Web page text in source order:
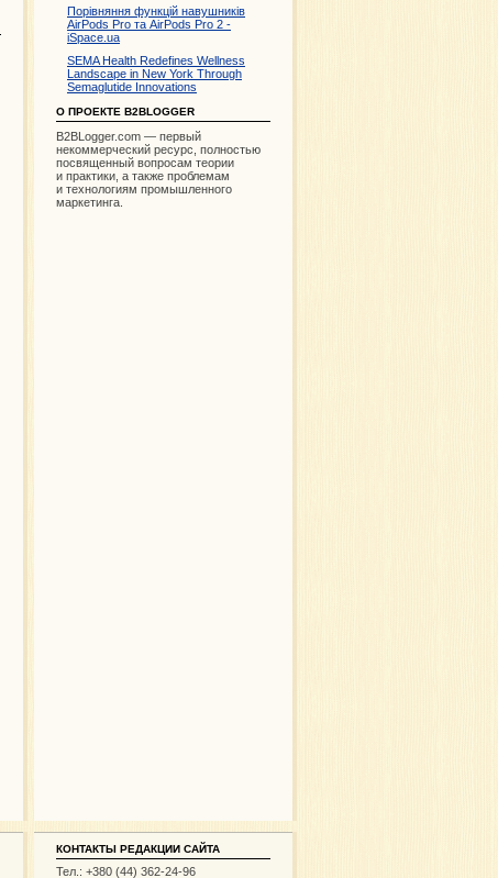
Порівняння функцій навушників
AirPods Pro та AirPods Pro 2 -
iSpace.ua
SEMA Health Redefines Wellness
Landscape in New York Through
Semaglutide Innovations
О ПРОЕКТЕ B2BLOGGER
B2BLogger.com — первый
некоммерческий ресурс, полностью
посвященный вопросам теории
и практики, а также проблемам
и технологиям промышленного
маркетинга.
КОНТАКТЫ РЕДАКЦИИ САЙТА
Тел.: +380 (44) 362-24-96